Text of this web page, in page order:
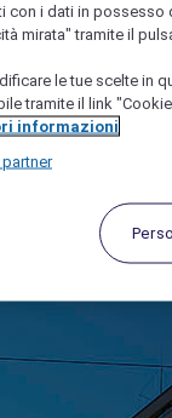
con i dati in possesso
mirata" tramite il
le tue scelte in
tramite il link
informazioni